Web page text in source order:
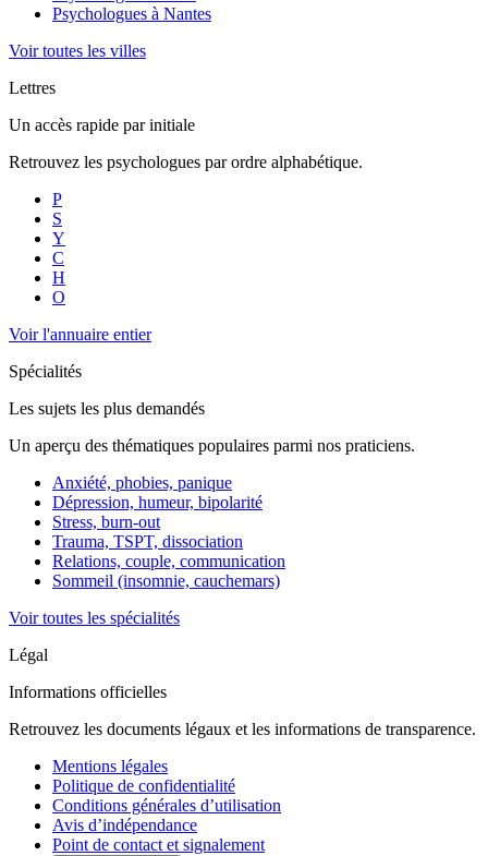
Psychologues à Nantes
Voir toutes les villes
Lettres
Un accès rapide par initiale
Retrouvez les psychologues par ordre alphabétique.
P
S
Y
C
H
O
Voir l'annuaire entier
Spécialités
Les sujets les plus demandés
Un aperçu des thématiques populaires parmi nos praticiens.
Anxiété, phobies, panique
Dépression, humeur, bipolarité
Stress, burn-out
Trauma, TSPT, dissociation
Relations, couple, communication
Sommeil (insomnie, cauchemars)
Voir toutes les spécialités
Légal
Informations officielles
Retrouvez les documents légaux et les informations de transparence.
Mentions légales
Politique de confidentialité
Conditions générales d’utilisation
Avis d’indépendance
Point de contact et signalement